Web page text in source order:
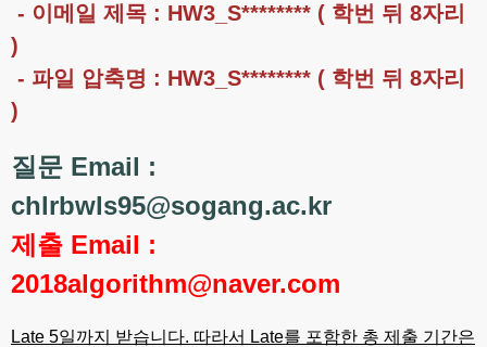
- 이메일 제목 : HW3_S******** ( 학번 뒤 8자리
)
- 파일 압축명 : HW3_S******** ( 학번 뒤 8자리
)
질문 Email :
chlrbwls95@sogang.ac.kr
제출 Email :
2018algorithm@naver.com
Late 5일까지 받습니다. 따라서 Late를 포함한 총 제출 기간은